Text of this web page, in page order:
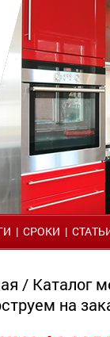
| СРОКИ |
/ Каталог
на